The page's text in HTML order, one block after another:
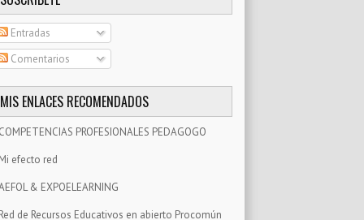
Entradas
Comentarios
MIS ENLACES RECOMENDADOS
PROFESIONALES PEDAGOGO
efecto red
& EXPOELEARNING
de Recursos Educativos en abierto Procomún